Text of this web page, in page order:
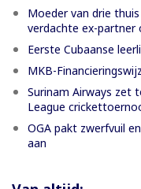
Moeder van drie
verdachte ex-partner
Eerste Cubaanse
MKB-
Surinam Airways zet
League
OGA pakt zwerfvuil
aan